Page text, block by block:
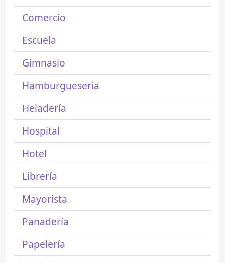
Comercio
Escuela
Gimnasio
Hamburguesería
Heladería
Hospital
Hotel
Librería
Mayorista
Panadería
Papelería